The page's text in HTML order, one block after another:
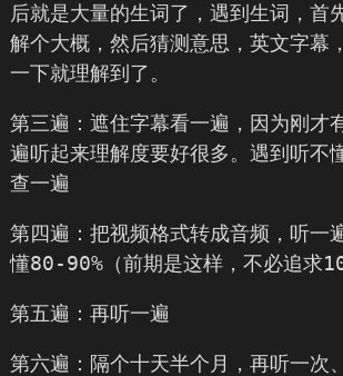
后就是大量的生词了，遇到生词，首
解个大概，然后猜测意思，英文字幕
一下就理解到了。
第三遍：遮住字幕看一遍，因为刚才
遍听起来理解度要好很多。遇到听不
查一遍
第四遍：把视频格式转成音频，听一
懂80-90%（前期是这样，不必追求
第五遍：再听一遍
第六遍：隔个十天半个月，再听一次、